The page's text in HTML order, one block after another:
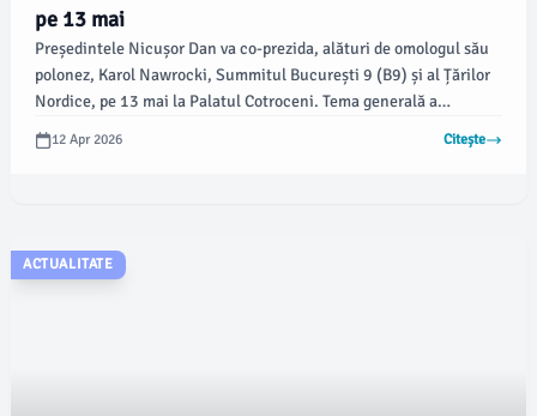
pe 13 mai
Președintele Nicușor Dan va co-prezida, alături de omologul său
polonez, Karol Nawrocki, Summitul București 9 (B9) și al Țărilor
Nordice, pe 13 mai la Palatul Cotroceni. Tema generală a
evenimentului va fi „Delivering More for Transatlantic Security”,
conform informațiilor oferite de Administrația Prezidențială.
12 Apr 2026 Citește
ACTUALITATE